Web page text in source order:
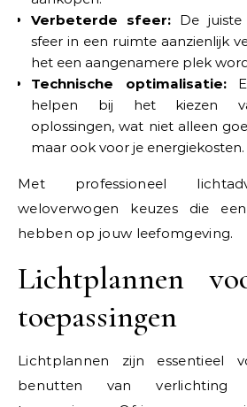
Verbeterde sfeer: De
sfeer in een ruimte aanzienlijk
het een aangenamere plek
Technische optimalisatie:
helpen bij het kiezen
oplossingen, wat niet alleen
maar ook voor je energiekosten.
Met professioneel
weloverwogen keuzes die
hebben op jouw leefomgeving.
Lichtplannen
toepassingen
Lichtplannen zijn essentieel
benutten van verlichting